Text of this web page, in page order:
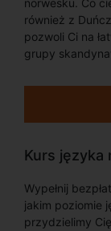
norwesku. Co
również z
pozwoli Ci na
grupy
Kurs
Wypełnij
jakim poziomie
przydzielimy